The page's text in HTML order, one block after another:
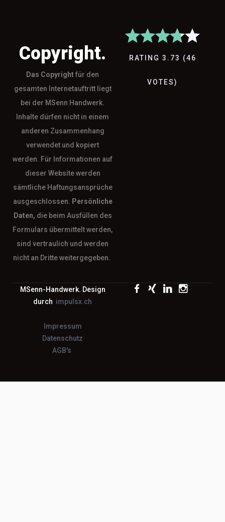
Copyright.
Das Copyrightfür den
gesamten Internetauftritt liegt
bei der MSenn Handwerk.
Inhalte dürfen nicht in einem
anderen Zusammenhang
verwendet und kopiert
werden. Für Informationen auf
dieser Website werden
sämtliche Haftungsansprüche
ausgeschlossen. Persönliche
Daten, die beim Ausfüllen des
Formulars übermittelt werden,
sind vertraulich und werden
nicht an Dritte weitergegeben.
RATING 3.73 (46
VOTES)
MSenn-Handwerk. Design
durch impulsx.ch
Impressum
Datenschutz
AGB's